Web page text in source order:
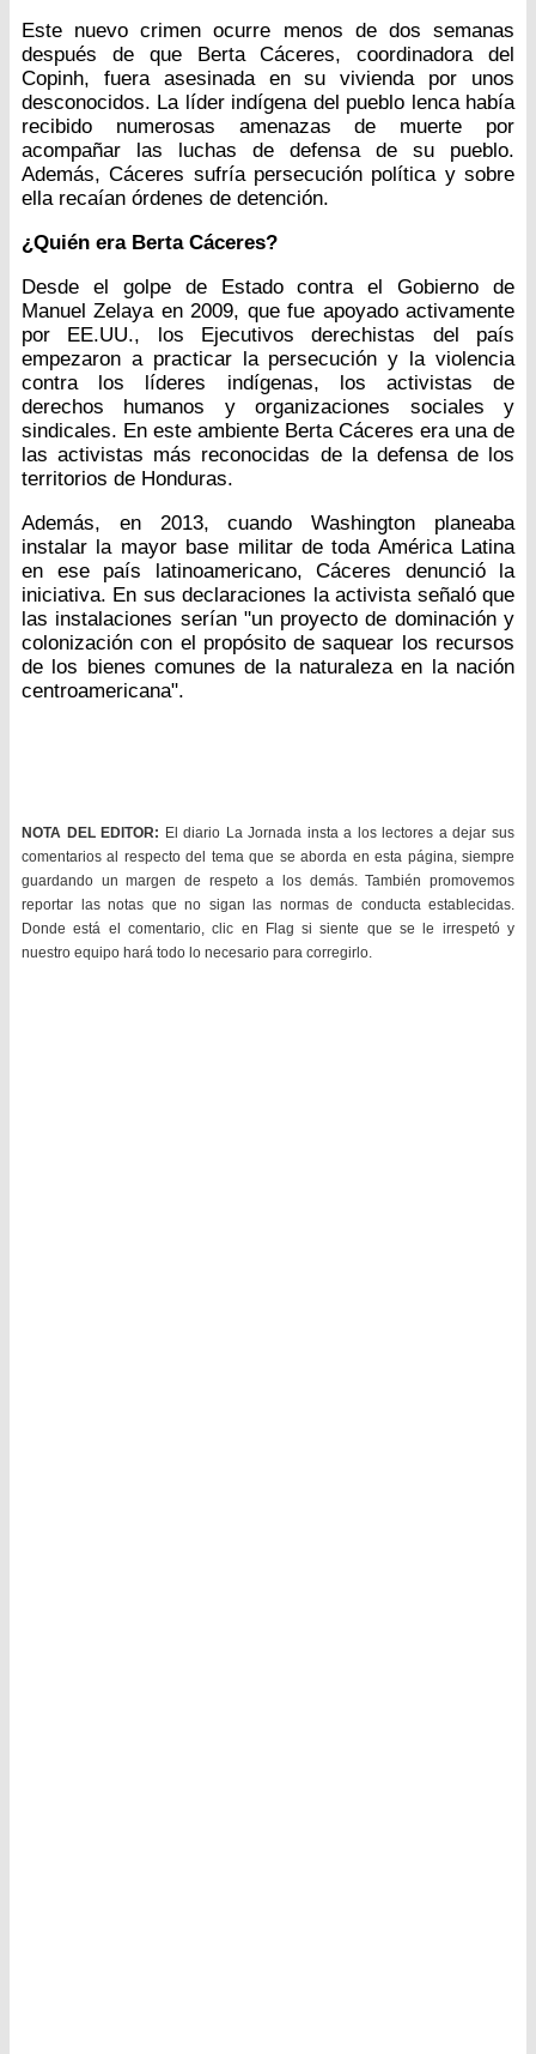
Este nuevo crimen ocurre menos de dos semanas
después de que Berta Cáceres, coordinadora del
Copinh, fuera asesinada en su vivienda por unos
desconocidos. La líder indígena del pueblo lenca había
recibido numerosas amenazas de muerte por
acompañar las luchas de defensa de su pueblo.
Además, Cáceres sufría persecución política y sobre
ella recaían órdenes de detención.
¿Quién era Berta Cáceres?
Desde el golpe de Estado contra el Gobierno de
Manuel Zelaya en 2009, que fue apoyado activamente
por EE.UU., los Ejecutivos derechistas del país
empezaron a practicar la persecución y la violencia
contra los líderes indígenas, los activistas de
derechos humanos y organizaciones sociales y
sindicales. En este ambiente Berta Cáceres era una de
las activistas más reconocidas de la defensa de los
territorios de Honduras.
Además, en 2013, cuando Washington planeaba
instalar la mayor base militar de toda América Latina
en ese país latinoamericano, Cáceres denunció la
iniciativa. En sus declaraciones la activista señaló que
las instalaciones serían "un proyecto de dominación y
colonización con el propósito de saquear los recursos
de los bienes comunes de la naturaleza en la nación
centroamericana".
NOTA DEL EDITOR: El diario La Jornada insta a los lectores a dejar sus
comentarios al respecto del tema que se aborda en esta página, siempre
guardando un margen de respeto a los demás. También promovemos
reportar las notas que no sigan las normas de conducta establecidas.
Donde está el comentario, clic en Flag si siente que se le irrespetó y
nuestro equipo hará todo lo necesario para corregirlo.